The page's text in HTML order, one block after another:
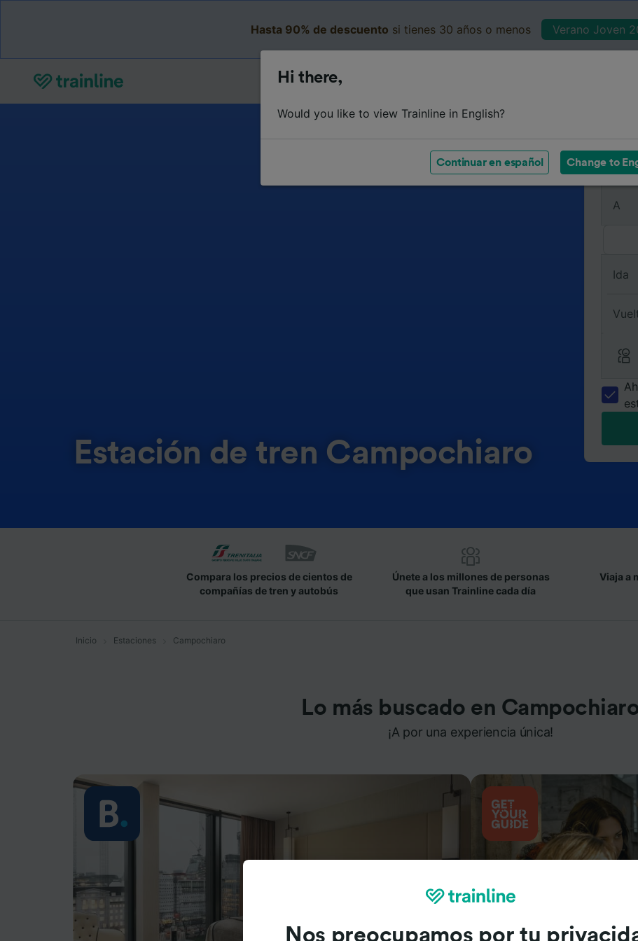
Hasta 90% de descuento si tienes 30 años o menos Verano Joven
Estación de tren Campochiaro
De
A
Ida
Compara los precios de cientos de
compañías de tren y autobús
Únete a los millones de personas
que usan Trainline cada día
Viaja a
Inicio Estaciones Campochiaro
Lo más buscado en
¡A por una experiencia única!
Hi there,
Would you like to view Trainline in English?
Continuar en español Change to
Nos preocupamos por tu